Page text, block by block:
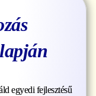
egyedi fejlesztésű